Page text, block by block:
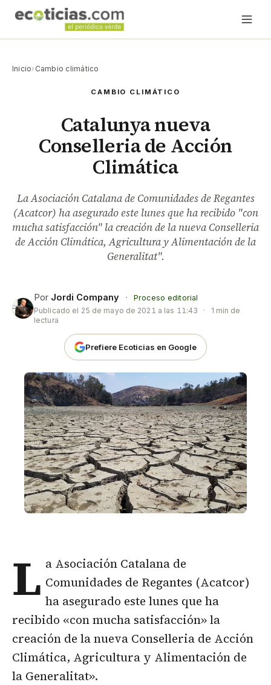
Inicio› Cambio climático
CAMBIO CLIMÁTICO
Catalunya nueva
Conselleria de Acción
Climática
La Asociación Catalana de Comunidades de Regantes
(Acatcor) ha asegurado este lunes que ha recibido "con
mucha satisfacción" la creación de la nueva Conselleria
de Acción Climática, Agricultura y Alimentación de la
Generalitat".
Por Jordi Company ·
Proceso editorial
Publicado el 25 de mayo de 2021 a las 11:43 ·
1 min de
lectura
Prefiere Ecoticias en Google
L a Asociación Catalana de
Comunidades de Regantes (Acatcor)
ha asegurado este lunes que ha
recibido «con mucha satisfacción» la
creación de la nueva Conselleria de Acción
Climática, Agricultura y Alimentación de
la Generalitat».